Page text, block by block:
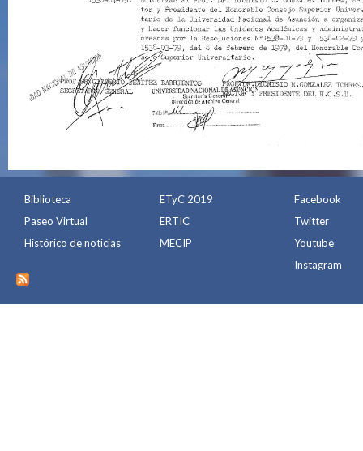
Biblioteca
Paseo Virtual
Histórico de noticias
ETyC 2019
ERTIC
MECIP
Facebook
Twitter
Youtube
Instagram